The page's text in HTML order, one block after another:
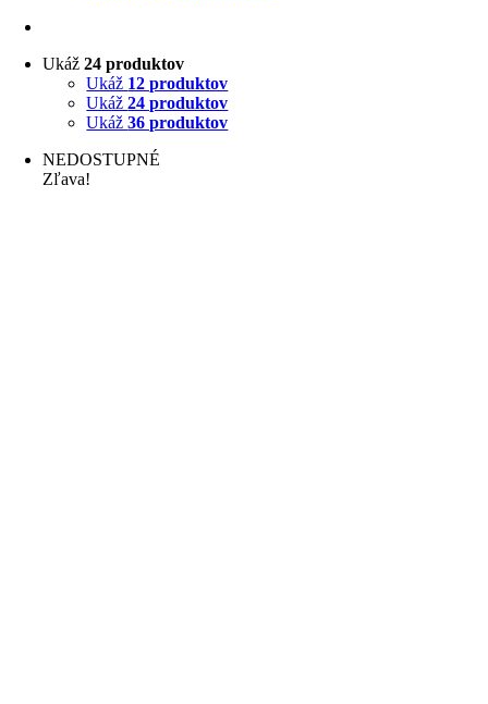
Ukáž24 produktov
Ukáž 12 produktov
Ukáž24 produktov
Ukáž36 produktov
NEDOSTUPNÉ
Zľava!